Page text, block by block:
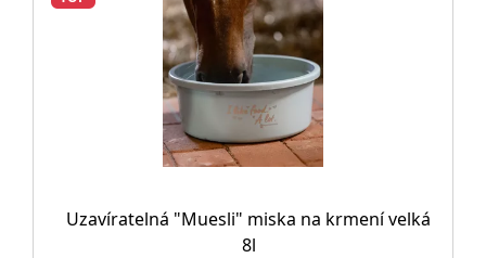
Uzavíratelná "Muesli" miska na krmení velká
8l